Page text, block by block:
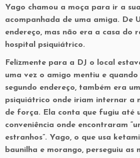
Yago chamou a moça para ir a
acompanhada de uma amiga. De
endereço, mas não era a casa do
hospital psiquiátrico.
Felizmente para a DJ o local
uma vez o amigo mentiu e quando
segundo endereço, também era
psiquiátrico onde iriam internar a
de força. Ela conta que fugiu até
conveniência onde encontraram
estranhos”. Yago, o que usa
baunilha e morango, perseguiu as